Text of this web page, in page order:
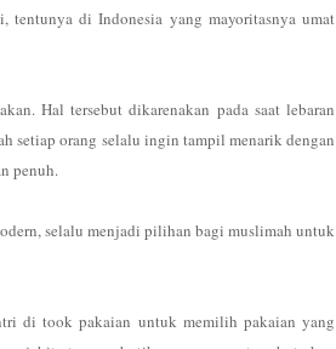
di Indonesia yang mayoritasnya umat
Hal tersebut dikarenakan pada saat lebaran
setiap orang selalu ingin tampil menarik dengan
penuh.
selalu menjadi pilihan bagi muslimah untuk
di took pakaian untuk memilih pakaian yang